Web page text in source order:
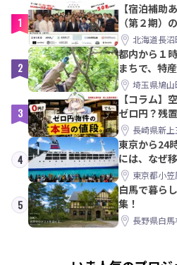
1
【宿泊補助
（第２期）
【8/21〆】
北海道長沼
2
都内から１
まちで、特
PRメンバー
埼玉県鳩山
3
【コラム】
ゼロ円？残
教訓｜新上
長崎県新
4
東京から24
には、なぜ
みた東京都小
5
白馬で暮ら
集！
長野県白馬